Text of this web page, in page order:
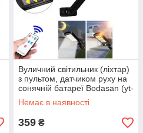
Вуличний світильник (ліхтар)
з пультом, датчиком руху на
сонячній батареї Bodasan (yt-
hl001)
Немає в наявності
359 ₴